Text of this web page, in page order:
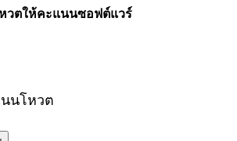
วตให้คะแนนซอฟต์แวร์
นโหวต